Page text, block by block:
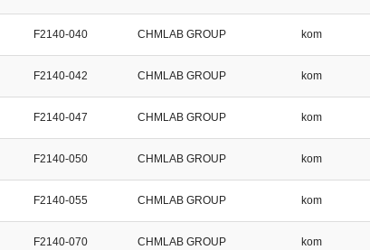
F2140-040 CHMLAB GROUP kom
F2140-042 CHMLAB GROUP kom
F2140-047 CHMLAB GROUP kom
F2140-050 CHMLAB GROUP kom
F2140-055 CHMLAB GROUP kom
F2140-070 CHMLAB GROUP kom